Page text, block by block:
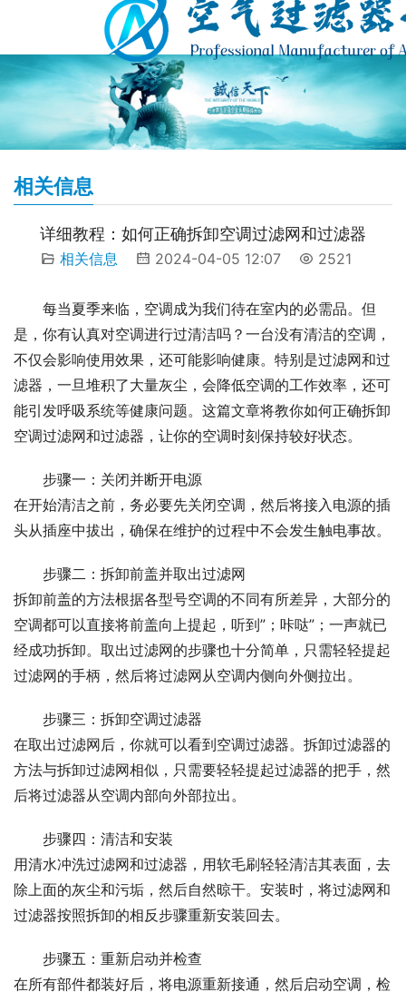
相关信息
详细教程：如何正确拆卸空调过滤网和过滤器
相关信息 2024-04-05 12:07 2521
每当夏季来临，空调成为我们待在室内的必需品。但
是，你有认真对空调进行过清洁吗？一台没有清洁的空调，
不仅会影响使用效果，还可能影响健康。特别是过滤网和过
滤器，一旦堆积了大量灰尘，会降低空调的工作效率，还可
能引发呼吸系统等健康问题。这篇文章将教你如何正确拆卸
空调过滤网和过滤器，让你的空调时刻保持较好状态。
步骤一：关闭并断开电源
在开始清洁之前，务必要先关闭空调，然后将接入电源的插
头从插座中拔出，确保在维护的过程中不会发生触电事故。
步骤二：拆卸前盖并取出过滤网
拆卸前盖的方法根据各型号空调的不同有所差异，大部分的
空调都可以直接将前盖向上提起，听到”；咔哒”；一声就已
经成功拆卸。取出过滤网的步骤也十分简单，只需轻轻提起
过滤网的手柄，然后将过滤网从空调内侧向外侧拉出。
步骤三：拆卸空调过滤器
在取出过滤网后，你就可以看到空调过滤器。拆卸过滤器的
方法与拆卸过滤网相似，只需要轻轻提起过滤器的把手，然
后将过滤器从空调内部向外部拉出。
步骤四：清洁和安装
用清水冲洗过滤网和过滤器，用软毛刷轻轻清洁其表面，去
除上面的灰尘和污垢，然后自然晾干。安装时，将过滤网和
过滤器按照拆卸的相反步骤重新安装回去。
步骤五：重新启动并检查
在所有部件都装好后，将电源重新接通，然后启动空调，检